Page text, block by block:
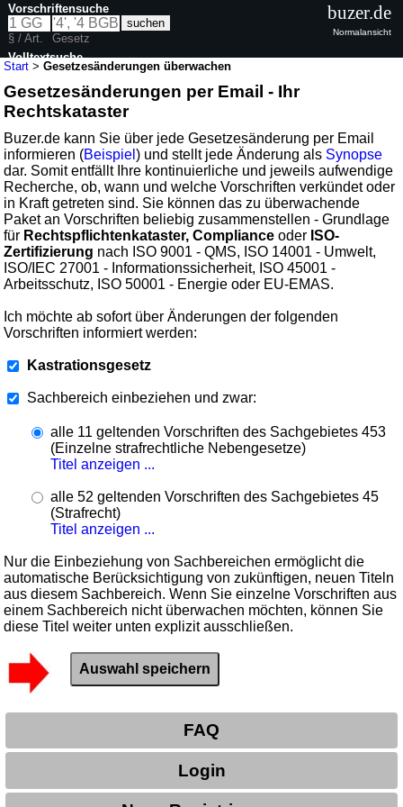
Start >Gesetzesänderungen überwachen
Gesetzesänderungen per Email - Ihr
Rechtskataster
Buzer.de kann Sie über jede Gesetzesänderung per Email
informieren (Beispiel) und stellt jede Änderung als Synopse
dar. Somit entfällt Ihre kontinuierliche und jeweils aufwendige
Recherche, ob, wann und welche Vorschriften verkündet oder
in Kraft getreten sind. Sie können das zu überwachende
Paket an Vorschriften beliebig zusammenstellen - Grundlage
für Rechtspflichtenkataster, Compliance oder ISO-
Zertifizierung nach ISO 9001 - QMS, ISO 14001 - Umwelt,
ISO/IEC 27001 - Informationssicherheit, ISO 45001 -
Arbeitsschutz, ISO 50001 - Energie oder EU-EMAS.
Ich möchte ab sofort über Änderungen der folgenden
Vorschriften informiert werden:
Kastrationsgesetz
Sachbereich einbeziehen und zwar:
alle 11 geltenden Vorschriften des Sachgebietes 453
(Einzelne strafrechtliche Nebengesetze)
Titel anzeigen ...
alle 52 geltenden Vorschriften des Sachgebietes 45
(Strafrecht)
Titel anzeigen ...
Nur die Einbeziehung von Sachbereichen ermöglicht die
automatische Berücksichtigung von zukünftigen, neuen Titeln
aus diesem Sachbereich. Wenn Sie einzelne Vorschriften aus
einem Sachbereich nicht überwachen möchten, können Sie
diese Titel weiter unten explizit ausschließen.
FAQ
Login
Vorschriftensuche
§ / Art.
Gesetz
Volltextsuche
buzer.de
Normalansicht